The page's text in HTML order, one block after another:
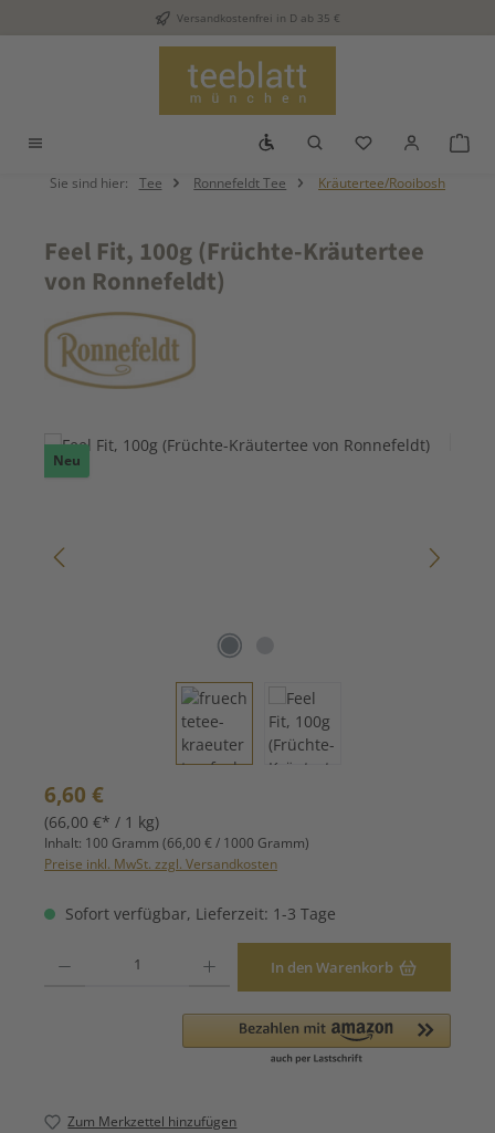
Zum Hauptinhalt springenVersandkostenfrei in D ab 35 €
Werkzeugleiste anzeigen
Du hast 0
Sie sind hier: Tee Ronnefeldt Tee Kräutertee/Rooibosh
Feel Fit, 100g (Früchte-Kräutertee
von Ronnefeldt)
Bildergalerie überspringen
Neu
Regulärer Preis:
6,60 €
(66,00 €* / 1 kg)
Inhalt: 100 Gramm (66,00 € / 1000 Gramm)
Preise inkl. MwSt. zzgl. Versandkosten
Sofort verfügbar, Lieferzeit: 1-3 Tage
In den Warenkorb
Zum Merkzettel hinzufügen